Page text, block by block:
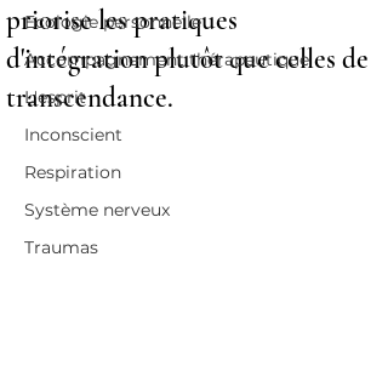
Ecologie personnelle
Accompagnement thérapeutique
L'esprit
Inconscient
Respiration
Système nerveux
Traumas
priorise les pratiques
d'intégration plutôt que celles de
transcendance.